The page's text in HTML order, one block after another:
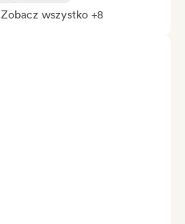
Zobacz wszystko +8